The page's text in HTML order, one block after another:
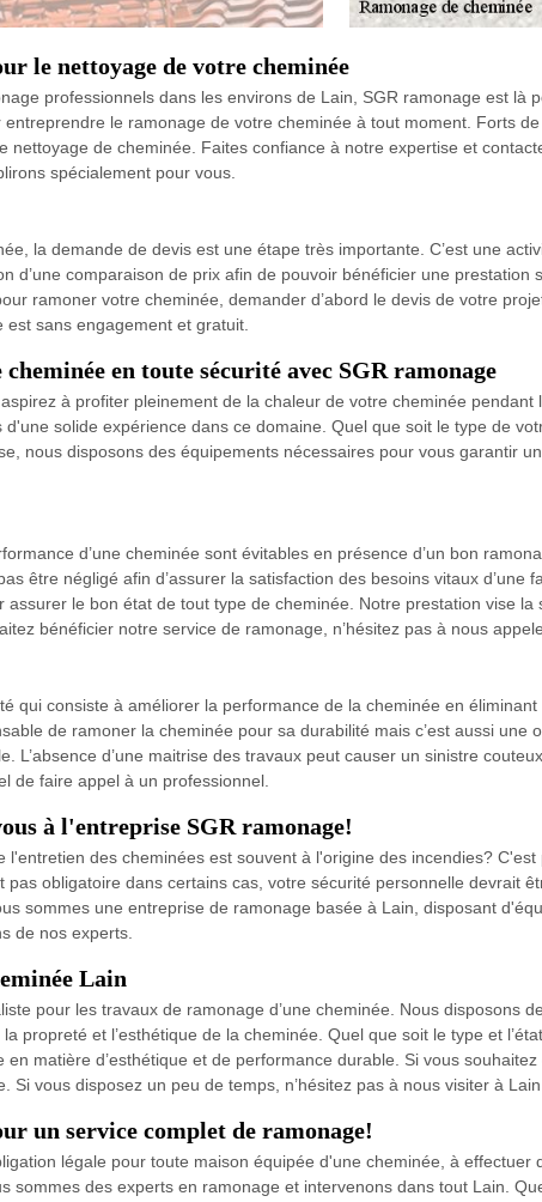
le nettoyage de votre cheminée
professionnels dans les environs de Lain, SGR ramonage est là
le ramonage de votre cheminée à tout moment. Forts
nettoyage de cheminée. Faites confiance à notre expertise et
spécialement pour vous.
la demande de devis est une étape très importante. C’est une
d’une comparaison de prix afin de pouvoir bénéficier une prestation
ramoner votre cheminée, demander d’abord le devis de votre
sans engagement et gratuit.
en toute sécurité avec SGR ramonage
à profiter pleinement de la chaleur de votre cheminée
solide expérience dans ce domaine. Quel que soit le type de
nous disposons des équipements nécessaires pour vous garantir
d’une cheminée sont évitables en présence d’un bon
être négligé afin d’assurer la satisfaction des besoins vitaux
le bon état de tout type de cheminée. Notre prestation vise
bénéficier notre service de ramonage, n’hésitez pas à nous
qui consiste à améliorer la performance de la cheminée en
de ramoner la cheminée pour sa durabilité mais c’est aussi une
L’absence d’une maitrise des travaux peut causer un sinistre
de faire appel à un professionnel.
à l'entreprise SGR ramonage!
l'entretien des cheminées est souvent à l'origine des incendies?
obligatoire dans certains cas, votre sécurité personnelle devrait
sommes une entreprise de ramonage basée à Lain, disposant
de nos experts.
Lain
pour les travaux de ramonage d’une cheminée. Nous disposons
propreté et l’esthétique de la cheminée. Quel que soit le type et
matière d’esthétique et de performance durable. Si vous
Si vous disposez un peu de temps, n’hésitez pas à nous visiter à Lain
un service complet de ramonage!
légale pour toute maison équipée d'une cheminée, à
sommes des experts en ramonage et intervenons dans tout Lain.